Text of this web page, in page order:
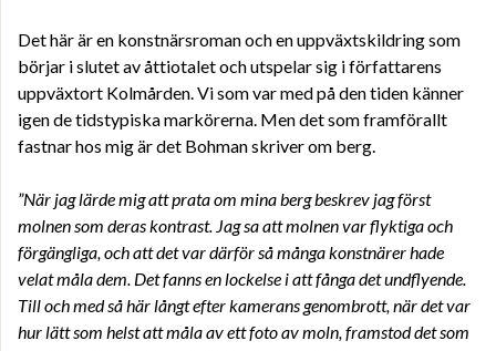
Det här är en konstnärsroman och en uppväxtskildring som
börjar i slutet av åttiotalet och utspelar sig i författarens
uppväxtort Kolmården. Vi som var med på den tiden känner
igen de tidstypiska markörerna. Men det som framförallt
fastnar hos mig är det Bohman skriver om berg.
”När jag lärde mig att prata om mina berg beskrev jag först
molnen som deras kontrast. Jag sa att molnen var flyktiga och
förgängliga, och att det var därför så många konstnärer hade
velat måla dem. Det fanns en lockelse i att fånga det undflyende.
Till och med så här långt efter kamerans genombrott, när det var
hur lätt som helst att måla av ett foto av moln, framstod det som